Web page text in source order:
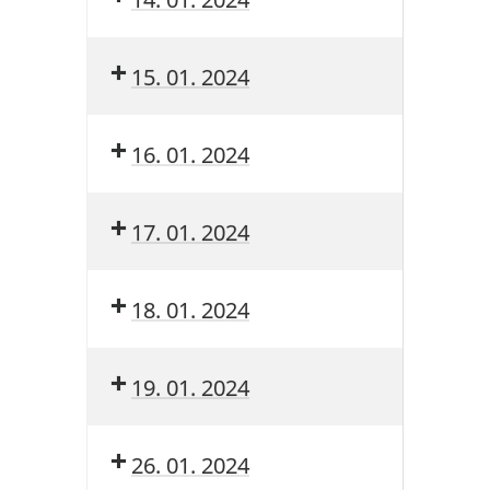
15. 01. 2024
16. 01. 2024
17. 01. 2024
18. 01. 2024
19. 01. 2024
26. 01. 2024